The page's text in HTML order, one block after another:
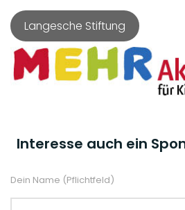
Langesche Stiftung
Interesse auch ein
Dein Name (Pflichtfeld)